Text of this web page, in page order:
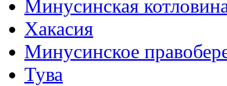
Минусинская
Хакасия
Минусинское
Тува